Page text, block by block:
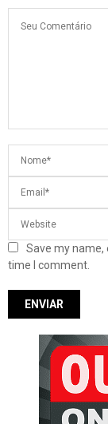
Save my
time I comment.